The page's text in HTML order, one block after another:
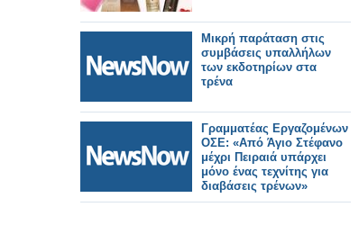
Μικρή παράταση στις
συμβάσεις υπαλλήλων
των εκδοτηρίων στα
τρένα
Γραμματέας Εργαζομένων
ΟΣΕ: «Από Άγιο Στέφανο
μέχρι Πειραιά υπάρχει
μόνο ένας τεχνίτης για
διαβάσεις τρένων»